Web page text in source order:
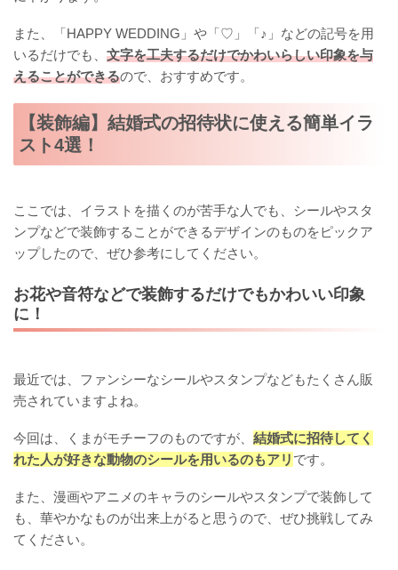
また、「HAPPY WEDDING」や「♡」「♪」などの記号を用
いるだけでも、 文字を工夫するだけでかわいらしい印象を与
えることができるので、おすすめです。
【装飾編】結婚式の招待状に使える簡単イラ
スト4選！
ここでは、イラストを描くのが苦手な人でも、シールやスタ
ンプなどで装飾することができるデザインのものをピックア
ップしたので、ぜひ参考にしてください。
お花や音符などで装飾するだけでもかわいい印象
に！
最近では、ファンシーなシールやスタンプなどもたくさん販
売されていますよね。
今回は、くまがモチーフのものですが、 結婚式に招待してく
れた人が好きな動物のシールを用いるのもアリ です。
また、漫画やアニメのキャラのシールやスタンプで装飾して
も、華やかなものが出来上がると思うので、ぜひ挑戦してみ
てください。